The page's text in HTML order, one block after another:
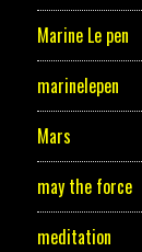
Marine Le pen
marinelepen
Mars
may the force
meditation